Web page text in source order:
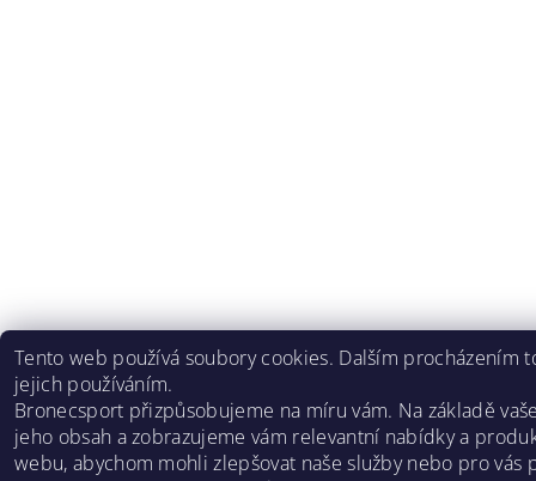
Tento web používá soubory cookies. Dalším procházením
jejich používáním.
Bronecsport přizpůsobujeme na míru vám. Na základě
jeho obsah a zobrazujeme vám relevantní nabídky a
webu, abychom mohli zlepšovat naše služby nebo pro vás